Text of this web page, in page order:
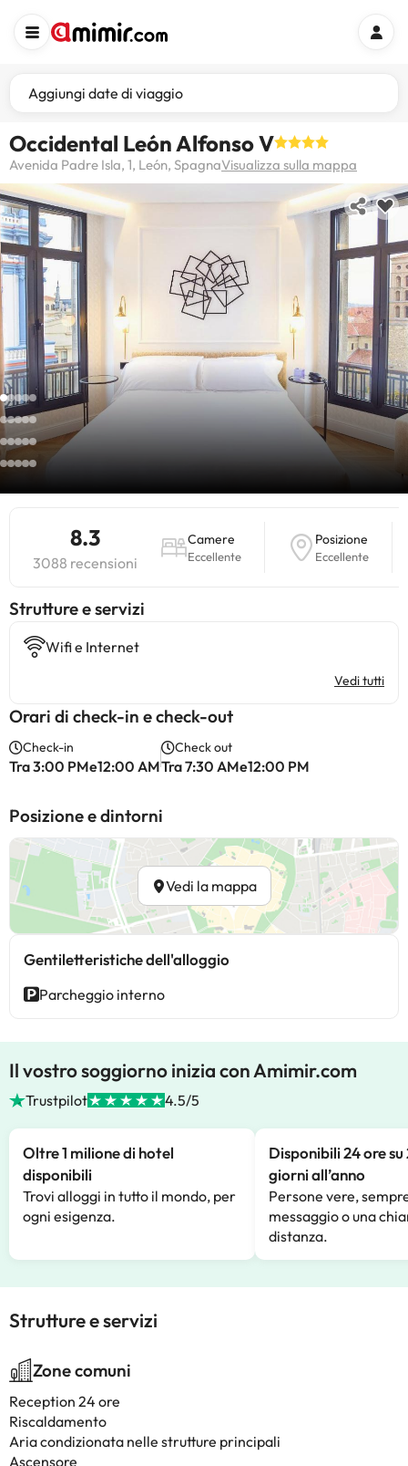
Aggiungi date di viaggio
Occidental León Alfonso V
Avenida Padre Isla, 1, León, SpagnaVisualizza sulla mappa
8.3
3088 recensioni
Camere
Eccellente
Posizione
Eccellente
​Strutture e servizi
Wifi e Internet
Vedi tutti
Orari di check-in e check-out
Check-in
Tra 3:00 PMe12:00 AM
Check out
Tra 7:30 AMe12:00 PM
Posizione e dintorni
Vedi la mappa
Gentiletteristiche dell'alloggio
Parcheggio interno
Il vostro soggiorno inizia con Amimir.com
Trustpilot 4.5/5
Oltre 1 milione di hotel
disponibili
Trovi alloggi in tutto il mondo, per
ogni esigenza.
Disponibili 24 ore su
giorni all’anno
Persone vere,
messaggio o una
distanza.
Strutture e servizi
Zone comuni
Reception 24 ore
Riscaldamento
Aria condizionata nelle strutture principali
Ascensore